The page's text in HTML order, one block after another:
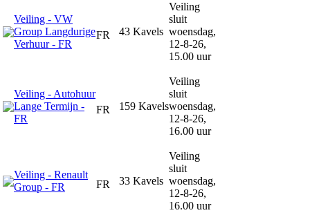
Veiling - VW
Group Langdurige
Verhuur - FR
FR 43 Kavels
Veiling
sluit
woensdag,
12-8-26,
15.00 uur
Veiling - Autohuur
Lange Termijn -
FR
FR 159 Kavels
Veiling
sluit
woensdag,
12-8-26,
16.00 uur
Veiling - Renault
Group - FR
FR 33 Kavels
Veiling
sluit
woensdag,
12-8-26,
16.00 uur